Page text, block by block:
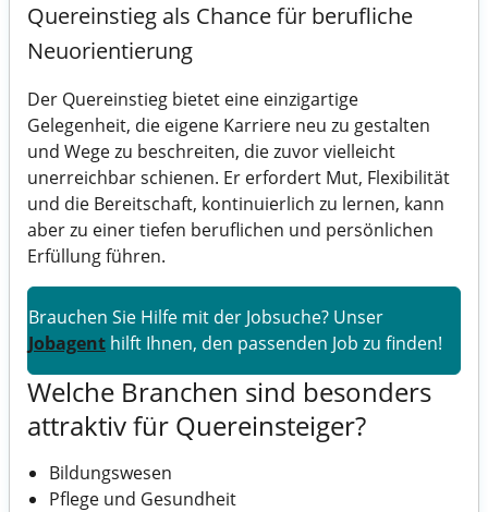
Quereinstieg als Chance für berufliche
Neuorientierung
Der Quereinstieg bietet eine einzigartige
Gelegenheit, die eigene Karriere neu zu gestalten
und Wege zu beschreiten, die zuvor vielleicht
unerreichbar schienen. Er erfordert Mut, Flexibilität
und die Bereitschaft, kontinuierlich zu lernen, kann
aber zu einer tiefen beruflichen und persönlichen
Erfüllung führen.
Brauchen Sie Hilfe mit der Jobsuche? Unser
Jobagent hilft Ihnen, den passenden Job zu finden!
Welche Branchen sind besonders
attraktiv für Quereinsteiger?
Bildungswesen
Pflege und Gesundheit